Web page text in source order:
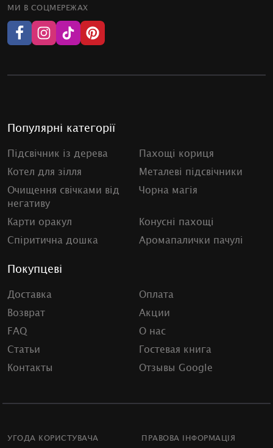
МИ В СОЦМЕРЕЖАХ
Популярні категорії
Підсвічник із дерева
Пахощі кориця
Котел для зілля
Металеві підсвічники
Очищення свічками від
негативу
Чорна магія
Карти оракул
Конусні пахощі
Спіритична дошка
Аромапалички пачулі
Покупцеві
Доставка
Оплата
Возврат
Акции
FAQ
О нас
Статьи
Гостевая книга
Контакты
Отзывы Google
УГОДА КОРИСТУВАЧА ПРАВОВА ІНФОРМАЦІЯ